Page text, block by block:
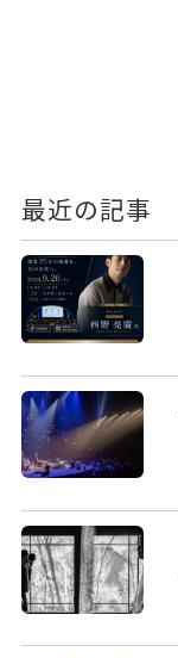
最近の記事